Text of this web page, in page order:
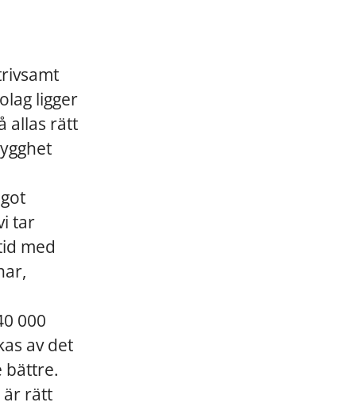
ligger
allas rätt
tar
med
000
av det
bättre.
är rätt